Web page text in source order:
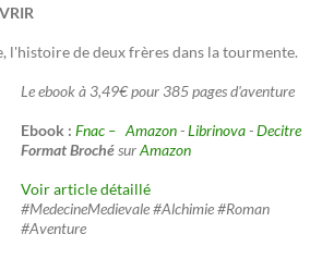
l'histoire de deux frères dans la tourmente.
Le ebook à 3,49€ pour 385 pages d'aventure
Ebook : Fnac – Amazon-Librinova-Decitre
Format BrochésurAmazon
Voir article détaillé
#MedecineMedievale #Alchimie #Roman
#Aventure